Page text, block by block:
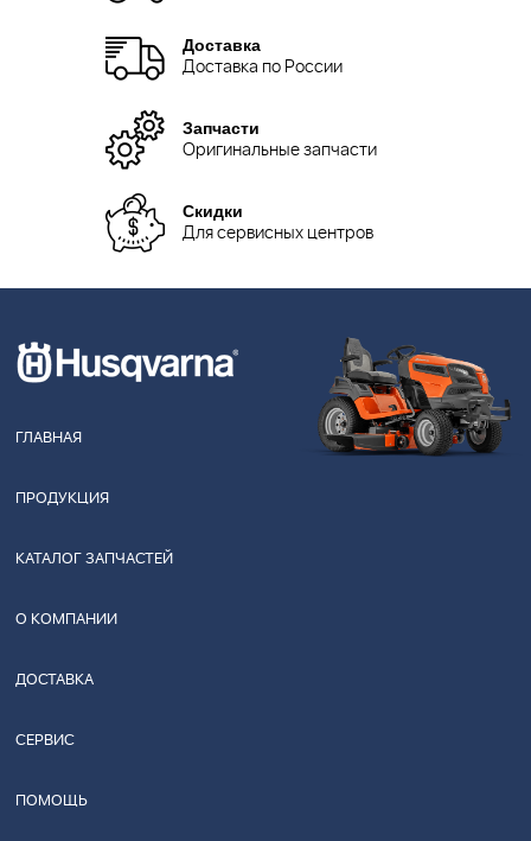
Доставка
Доставка по России
Запчасти
Оригинальные запчасти
Скидки
Для сервисных центров
ГЛАВНАЯ
ПРОДУКЦИЯ
КАТАЛОГ ЗАПЧАСТЕЙ
О КОМПАНИИ
ДОСТАВКА
СЕРВИС
ПОМОЩЬ